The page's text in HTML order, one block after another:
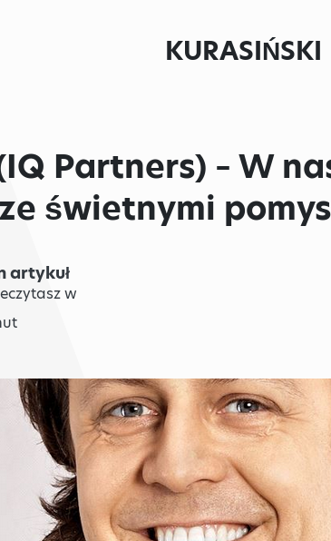
KURASIŃSKI
Partners) – W
świetnymi
artykuł
w